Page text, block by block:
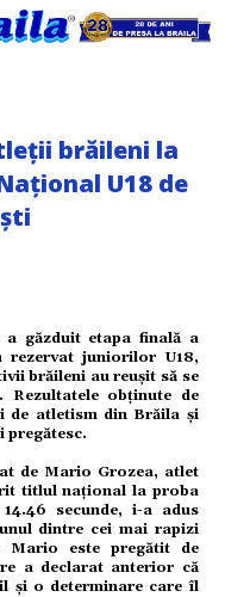
brăileni la
U18 de
găzduit etapa finală a
rezervat juniorilor U18,
brăileni au reușit să se
Rezultatele obținute de
de atletism din Brăila și
pregătesc.
de Mario Grozea, atlet
titlul național la proba
secunde, i-a adus
dintre cei mai rapizi
este pregătit de
a declarat anterior că
și o determinare care îl